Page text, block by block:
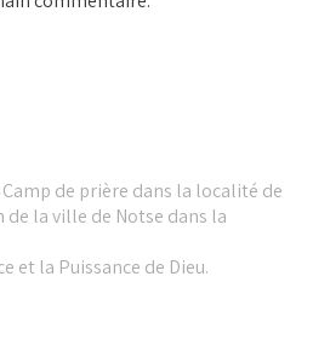
de prière dans la localité de
de la ville de Notse dans la
et la Puissance de Dieu.